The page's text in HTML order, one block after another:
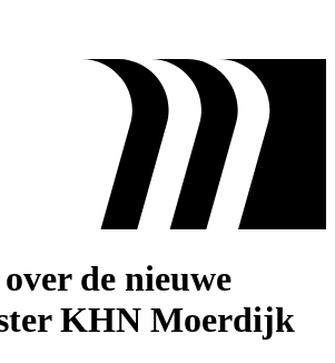
de nieuwe
KHN Moerdijk